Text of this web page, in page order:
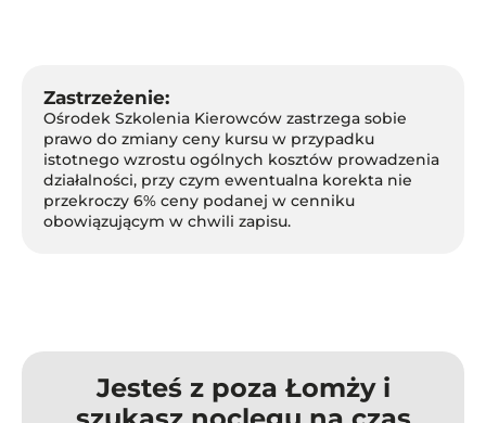
Zastrzeżenie:
Ośrodek Szkolenia Kierowców zastrzega sobie
prawo do zmiany ceny kursu w przypadku
istotnego wzrostu ogólnych kosztów prowadzenia
działalności, przy czym ewentualna korekta nie
przekroczy 6% ceny podanej w cenniku
obowiązującym w chwili zapisu.
Jesteś z poza Łomży i